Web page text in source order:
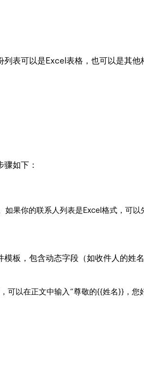
表可以是Excel表格，也可以是其他
如下：
果你的联系人列表是Excel格式，可以
板，包含动态字段（如收件人的姓
以在正文中输入“尊敬的{{姓名}}，您